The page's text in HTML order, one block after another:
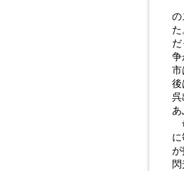
の
争
市
後
呉
が